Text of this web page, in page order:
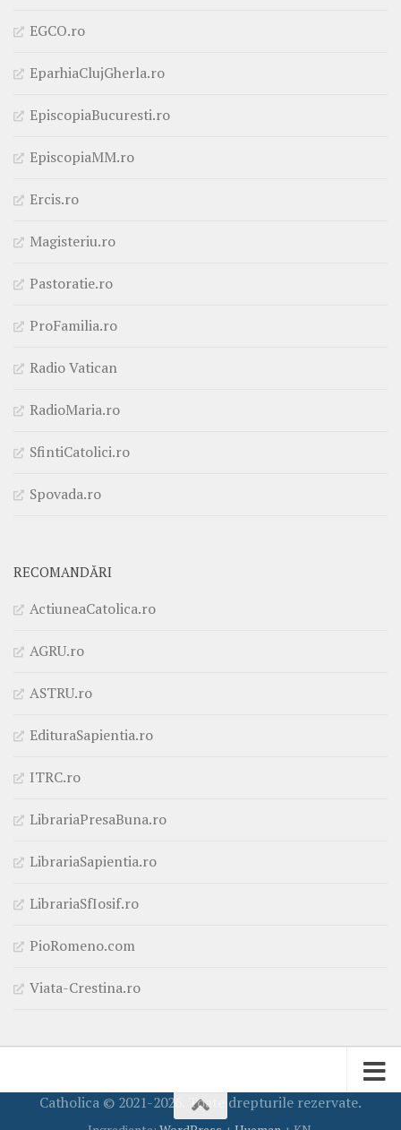
EGCO.ro
EparhiaClujGherla.ro
EpiscopiaBucuresti.ro
EpiscopiaMM.ro
Ercis.ro
Magisteriu.ro
Pastoratie.ro
ProFamilia.ro
Radio Vatican
RadioMaria.ro
SfintiCatolici.ro
Spovada.ro
RECOMANDĂRI
ActiuneaCatolica.ro
AGRU.ro
ASTRU.ro
EdituraSapientia.ro
ITRC.ro
LibrariaPresaBuna.ro
LibrariaSapientia.ro
LibrariaSfIosif.ro
PioRomeno.com
Viata-Crestina.ro
Catholica © 2021-2026. Toate drepturile rezervate.